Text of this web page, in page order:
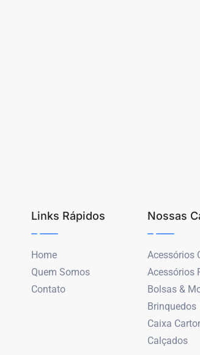
Links Rápidos
Home
Quem Somos
Contato
Nossas
Acessórios
Acessórios
Bolsas &
Brinquedos
Caixa
Calçados